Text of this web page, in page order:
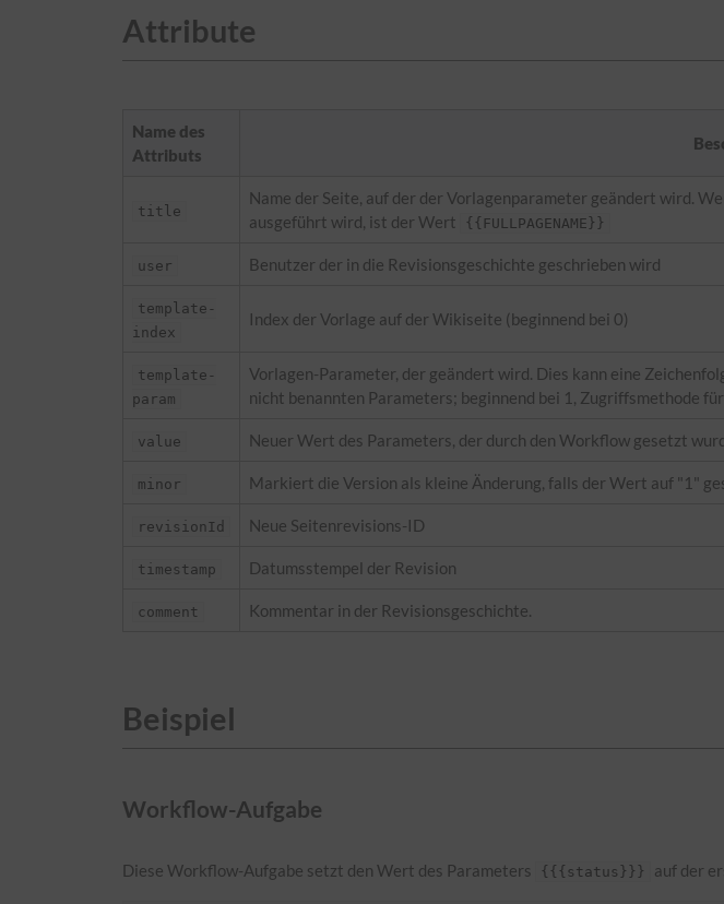
Attribute
Name des
Attributs
title
Name der Seite, auf der der Vorlagenparameter geändert wird.
ausgeführt wird, ist der Wert
{{FULLPAGENAME}}
user Benutzer der in die Revisionsgeschichte geschrieben wird
template-
index
Index der Vorlage auf der Wikiseite (beginnend bei 0)
template-
param
Vorlagen-Parameter, der geändert wird. Dies kann eine
nicht benannten Parameters; beginnend bei 1, Zugriffsmethode
value Neuer Wert des Parameters, der durch den Workflow gesetzt
minor Markiert die Version als kleine Änderung, falls der Wert auf "1"
revisionId Neue Seitenrevisions-ID
timestamp Datumsstempel der Revision
comment Kommentar in der Revisionsgeschichte.
Beispiel
Workflow-Aufgabe
Diese Workflow-Aufgabe setzt den Wert des Parameters {{{status}}} auf der